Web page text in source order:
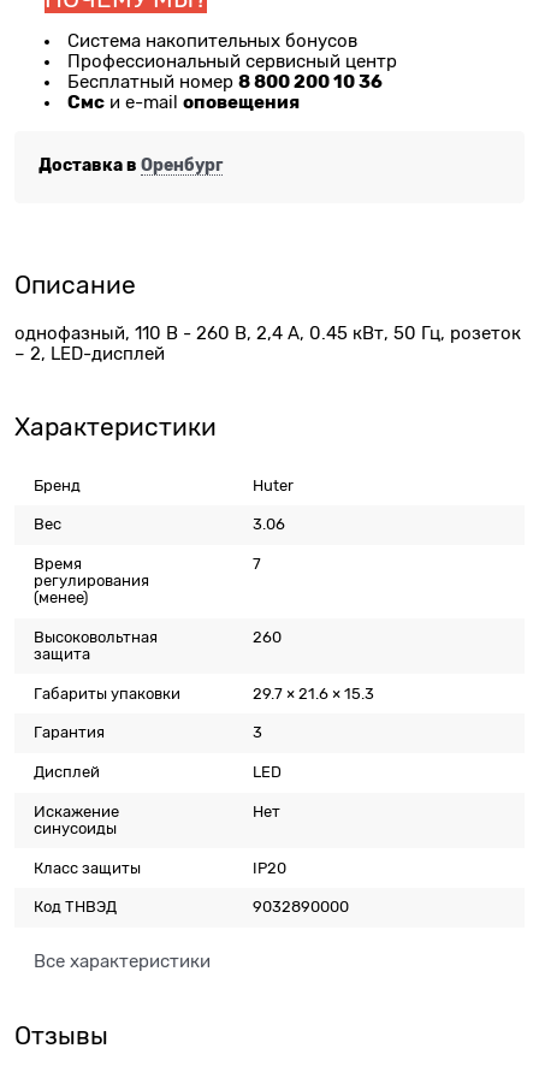
Система накопительных бонусов
Профессиональный сервисный центр
Бесплатный номер 8 800 200 10 36
Смс и e-mail оповещения
Доставка в Оренбург
Описание
однофазный, 110 В - 260 В, 2,4 А, 0.45 кВт, 50 Гц, розеток
– 2, LED-дисплей
Характеристики
Бренд Huter
Вес 3.06
Время
регулирования
(менее)
7
Высоковольтная
защита
260
Габариты упаковки 29.7 × 21.6 × 15.3
Гарантия 3
Дисплей LED
Искажение
синусоиды
Нет
Класс защиты IP20
Код ТНВЭД 9032890000
Все характеристики
Отзывы